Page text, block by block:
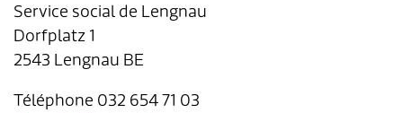
Service social de Lengnau
Dorfplatz 1
2543 Lengnau BE
Téléphone 032 654 71 03